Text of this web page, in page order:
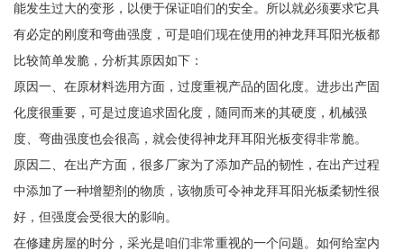
能发生过大的变形，以便于保证咱们的安全。所以就必须要求它具
有必定的刚度和弯曲强度，可是咱们现在使用的神龙拜耳阳光板都
比较简单发脆，分析其原因如下：
原因一、在原材料选用方面，过度重视产品的固化度。进步出产固
化度很重要，可是过度追求固化度，随同而来的其硬度，机械强
度、弯曲强度也会很高，就会使得神龙拜耳阳光板变得非常脆。
原因二、在出产方面，很多厂家为了添加产品的韧性，在出产过程
中添加了一种增塑剂的物质，该物质可令神龙拜耳阳光板柔韧性很
好，但强度会受很大的影响。
在修建房屋的时分，采光是咱们非常重视的一个问题。如何给室内